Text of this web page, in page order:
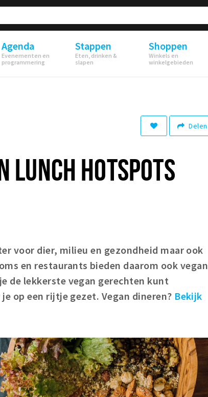
Agenda
Evenementen en
programmering
Stappen
Eten, drinken &
slapen
Shoppen
Winkels en
winkelgebieden
Delen
LUNCH HOTSPOTS
voor dier, milieu en gezondheid maar ook
en restaurants bieden daarom ook vegan
de lekkerste vegan gerechten kunt
je op een rijtje gezet. Vegan dineren? Bekijk